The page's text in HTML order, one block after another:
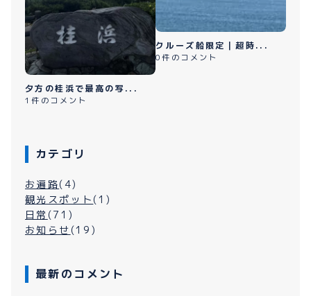
夕方の桂浜で最高の写...
1件のコメント
クルーズ船限定｜超時...
0件のコメント
カテゴリ
お遍路(4)
観光スポット (1)
日常 (71)
お知らせ (19)
最新のコメント